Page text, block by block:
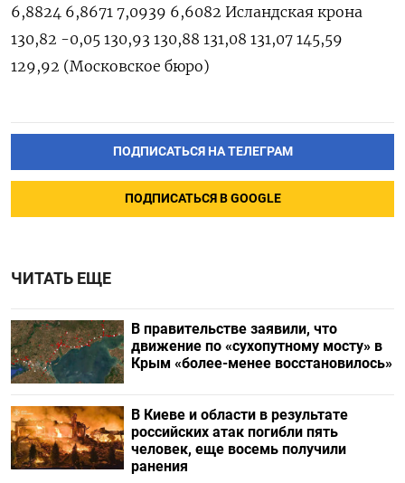
6,8824 6,8671 7,0939 6,6082 Исландская крона
130,82 -0,05 130,93 130,88 131,08 131,07 145,59
129,92 (Московское бюро)
ПОДПИСАТЬСЯ НА ТЕЛЕГРАМ
ПОДПИСАТЬСЯ В GOOGLE
ЧИТАТЬ ЕЩЕ
В правительстве заявили, что
движение по «сухопутному мосту» в
Крым «более-менее восстановилось»
В Киеве и области в результате
российских атак погибли пять
человек, еще восемь получили
ранения